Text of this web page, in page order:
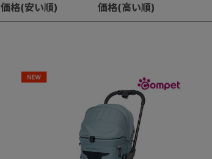
価格(安い順) 価格(高い順)